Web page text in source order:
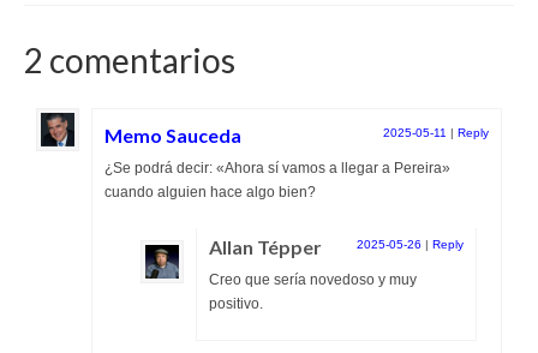
2 comentarios
Memo Sauceda 2025-05-11 | Reply
¿Se podrá decir: «Ahora sí vamos a llegar a Pereira»
cuando alguien hace algo bien?
Allan Tépper 2025-05-26 | Reply
Creo que sería novedoso y muy
positivo.